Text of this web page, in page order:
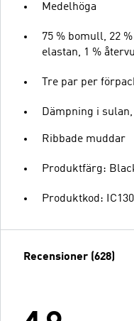
Medelhöga
75 % bomull, 22
elastan, 1 %
Tre par per
Dämpning i
Ribbade muddar
Produktfärg:
Produktkod:
Recensioner (628)